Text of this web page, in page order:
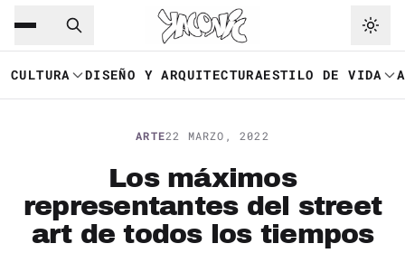
Saltar al contenido principal
CULTURA DISEÑO Y ARQUITECTURAESTILO DE VIDA
ARTE22 MARZO, 2022
Los máximos
representantes del street
art de todos los tiempos